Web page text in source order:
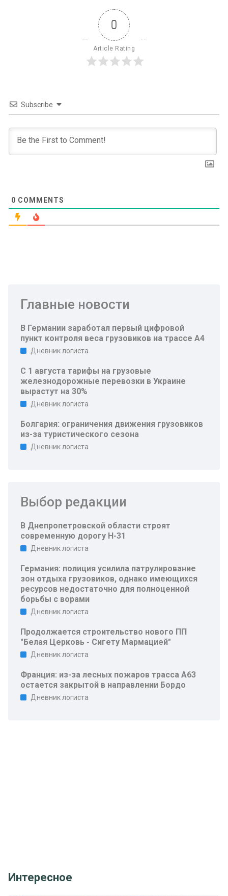
0
Article Rating
Subscribe
0 COMMENTS
Главные новости
В Германии заработал первый цифровой
пункт контроля веса грузовиков на трассе A4
Дневник логиста
С 1 августа тарифы на грузовые
железнодорожные перевозки в Украине
вырастут на 30%
Дневник логиста
Болгария: ограничения движения грузовиков
из-за туристического сезона
Дневник логиста
Выбор редакции
В Днепропетровской области строят
современную дорогу Н-31
Дневник логиста
Германия: полиция усилила патрулирование
зон отдыха грузовиков, однако имеющихся
ресурсов недостаточно для полноценной
борьбы с ворами
Дневник логиста
Продолжается строительство нового ПП
"Белая Церковь - Сигету Мармацией"
Дневник логиста
Франция: из-за лесных пожаров трасса A63
остается закрытой в направлении Бордо
Дневник логиста
Интересное